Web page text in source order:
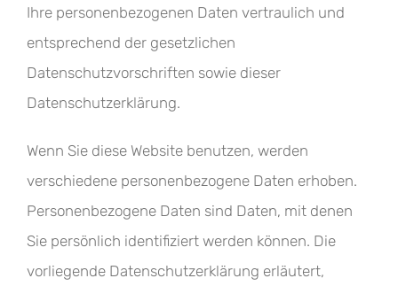
Ihre personenbezogenen Daten vertraulich und
entsprechend der gesetzlichen
Datenschutzvorschriften sowie dieser
Datenschutzerklärung.
Wenn Sie diese Website benutzen, werden
verschiedene personenbezogene Daten erhoben.
Personenbezogene Daten sind Daten, mit denen
Sie persönlich identifiziert werden können. Die
vorliegende Datenschutzerklärung erläutert,